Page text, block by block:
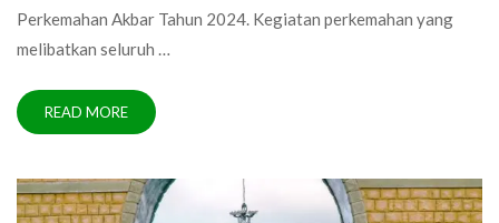
Perkemahan Akbar Tahun 2024. Kegiatan perkemahan yang
melibatkan seluruh …
READ MORE